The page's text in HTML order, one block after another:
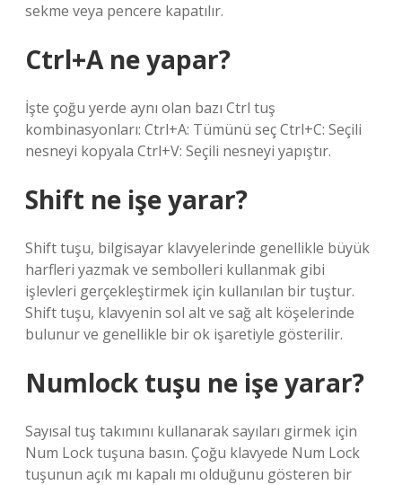
sekme veya pencere kapatılır.
Ctrl+A ne yapar?
İşte çoğu yerde aynı olan bazı Ctrl tuş
kombinasyonları: Ctrl+A: Tümünü seç Ctrl+C: Seçili
nesneyi kopyala Ctrl+V: Seçili nesneyi yapıştır.
Shift ne işe yarar?
Shift tuşu, bilgisayar klavyelerinde genellikle büyük
harfleri yazmak ve sembolleri kullanmak gibi
işlevleri gerçekleştirmek için kullanılan bir tuştur.
Shift tuşu, klavyenin sol alt ve sağ alt köşelerinde
bulunur ve genellikle bir ok işaretiyle gösterilir.
Numlock tuşu ne işe yarar?
Sayısal tuş takımını kullanarak sayıları girmek için
Num Lock tuşuna basın. Çoğu klavyede Num Lock
tuşunun açık mı kapalı mı olduğunu gösteren bir